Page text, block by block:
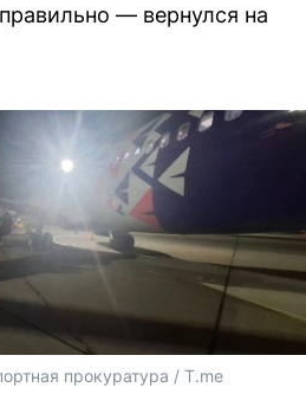
— вернулся на
прокуратура / T.me